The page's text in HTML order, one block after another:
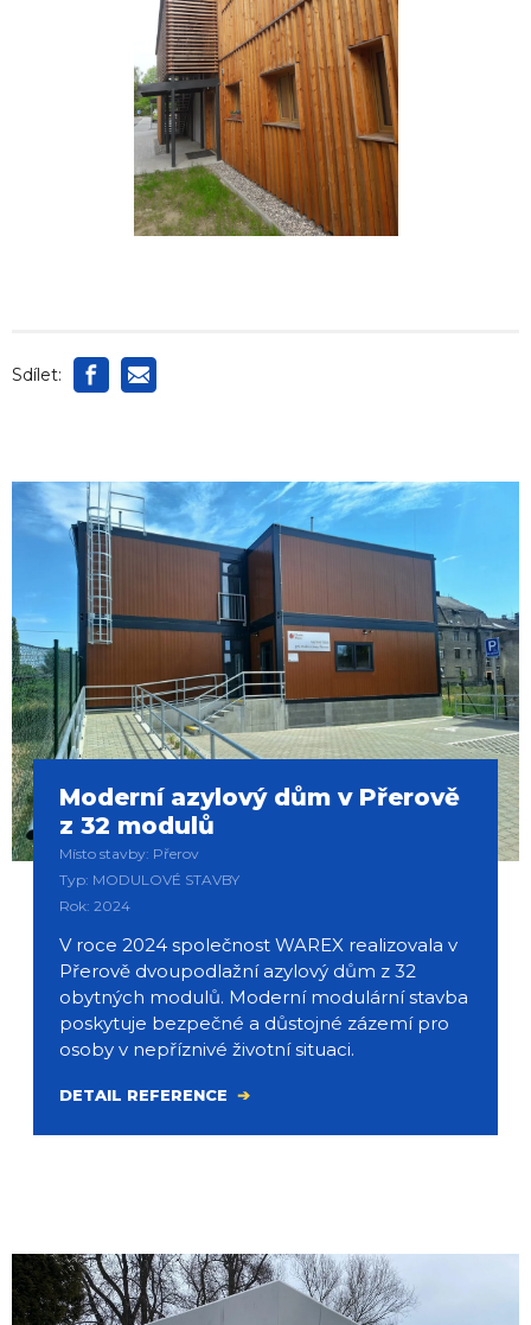
Sdílet:
Moderní azylový dům v Přerově
z 32 modulů
Místo stavby: Přerov
Typ: MODULOVÉ STAVBY
Rok: 2024
V roce 2024 společnost WAREX realizovala v
Přerově dvoupodlažní azylový dům z 32
obytných modulů. Moderní modulární stavba
poskytuje bezpečné a důstojné zázemí pro
osoby v nepříznivé životní situaci.
DETAIL REFERENCE